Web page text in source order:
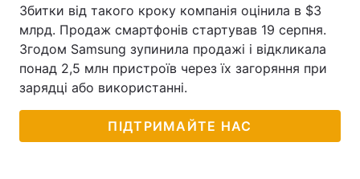
Збитки від такого кроку компанія оцінила в $3
млрд. Продаж смартфонів стартував 19 серпня.
Згодом Samsung зупинила продажі і відкликала
понад 2,5 млн пристроїв через їх загоряння при
зарядці або використанні.
ПІДТРИМАЙТЕ НАС